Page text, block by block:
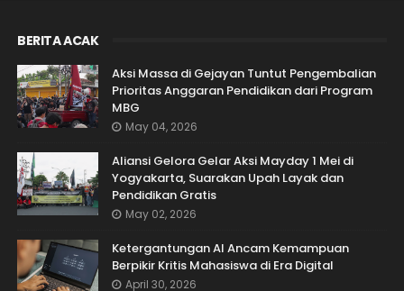
BERITA ACAK
Aksi Massa di Gejayan Tuntut Pengembalian
Prioritas Anggaran Pendidikan dari Program
MBG
May 04, 2026
Aliansi Gelora Gelar Aksi Mayday 1 Mei di
Yogyakarta, Suarakan Upah Layak dan
Pendidikan Gratis
May 02, 2026
Ketergantungan AI Ancam Kemampuan
Berpikir Kritis Mahasiswa di Era Digital
April 30, 2026